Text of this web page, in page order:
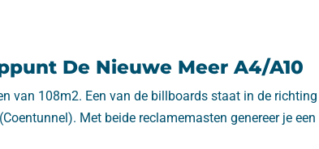
De Nieuwe Meer A4/A10
van 108m2. Een van de billboards staat in de richting
Met beide reclamemasten genereer je een